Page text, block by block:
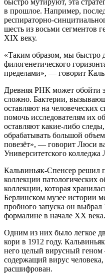
быстро мутируют, эта
в прошлое. Например,
респираторно-
шесть из восьми сегментов
XIX веку.
«Таким образом, мы быстро
филогенетического
пределами», — говорит
Древняя РНК может обойти
сложно. Бактерии,
оставляют на человеческих
помочь исследователям их
оставляют какие-либо
обрабатывать большой
повезёт», — говорит Люси
Университетского колледжа
Кальвиньяк-Спенсер решил
коллекции патологических
коллекции, которая
Берлинском музее истории
пробного запуска он
формалине в начале XX века.
Одним из них было легкое
кори в 1912 году.
него целый вирусный
содержащий вирус
расшифрован.